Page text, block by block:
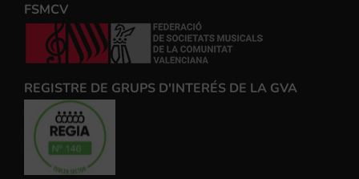
FSMCV
REGISTRE DE GRUPS D'INTERÉS DE LA GVA